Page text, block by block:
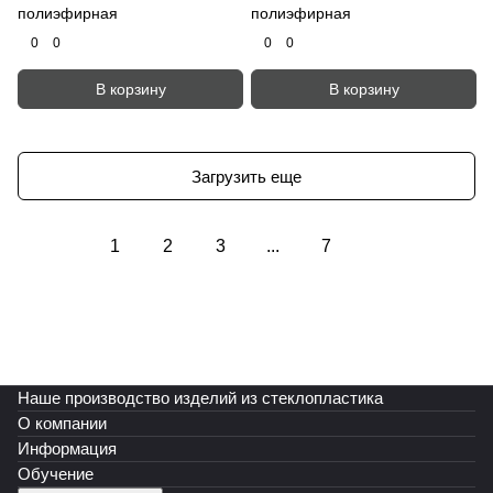
полиэфирная
0 0
В корзину
полиэфирная
0 0
В корзину
Загрузить еще
1 2 3 ... 7
Наше производство изделий из стеклопластика
О компании
Информация
Обучение